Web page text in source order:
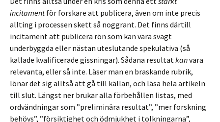
incitamentför forskare att publicera, även om inte precis
allting i processen skett så noggrant. Det finns därtill
incitament att publicera rön som kan vara svagt
underbyggda eller nästan uteslutande spekulativa (så
kallade kvalificerade gissningar). Sådana resultatkanvara
relevanta, eller så inte. Läser man en braskande rubrik,
lönar det sig alltså att gå till källan, och läsa hela artikeln
till slut. Längst ner brukar alla förbehållen listas, med
ordvändningar som ”preliminära resultat”, ”mer forskning
behövs”, ”försiktighet och ödmjukhet i tolkningarna”,